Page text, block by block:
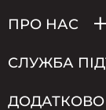
ПРО НАС
СЛУЖБА
ДОДАТКОВО